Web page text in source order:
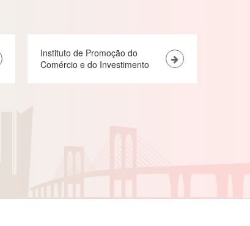
Instituto de Promoção do
Comércio e do Investimento